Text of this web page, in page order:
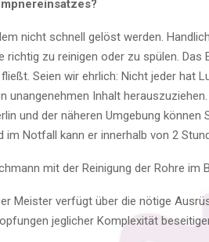
nicht schnell gelöst werden.
richtig zu reinigen oder zu spülen.
Seien wir ehrlich: Nicht jeder hat
unangenehmen Inhalt
und der näheren Umgebung können
Notfall kann er innerhalb von 2
mit der Reinigung der Rohre im
Meister verfügt über die nötige
jeglicher Komplexität